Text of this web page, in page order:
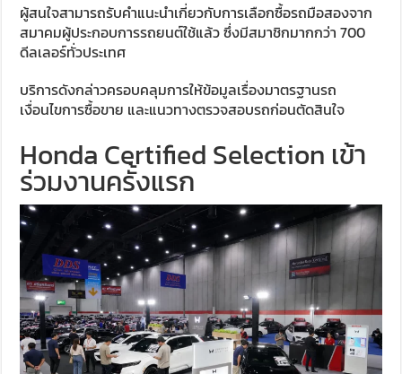
ผู้สนใจสามารถรับคำแนะนำเกี่ยวกับการเลือกซื้อรถมือสองจาก
สมาคมผู้ประกอบการรถยนต์ใช้แล้ว ซึ่งมีสมาชิกมากกว่า 700
ดีลเลอร์ทั่วประเทศ
บริการดังกล่าวครอบคลุมการให้ข้อมูลเรื่องมาตรฐานรถ
เงื่อนไขการซื้อขาย และแนวทางตรวจสอบรถก่อนตัดสินใจ
Honda Certified Selection เข้า
ร่วมงานครั้งแรก